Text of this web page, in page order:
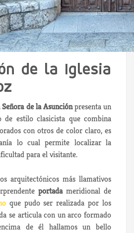
de la Iglesia
de la Asunciónpresenta un
de estilo clasicista que combina
con otros de color claro, es
lo cual permite localizar la
para el visitante.
arquitectónicos más llamativos
portadameridional de
que pudo ser realizada por los
se articula con un arco formado
de él hallamos un bello